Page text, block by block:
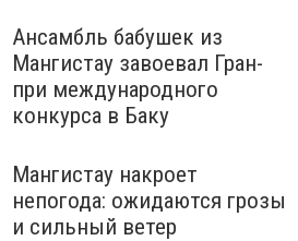
Ансамбль бабушек из
Мангистау завоевал Гран-
при международного
конкурса в Баку
Мангистау накроет
непогода: ожидаются грозы
и сильный ветер